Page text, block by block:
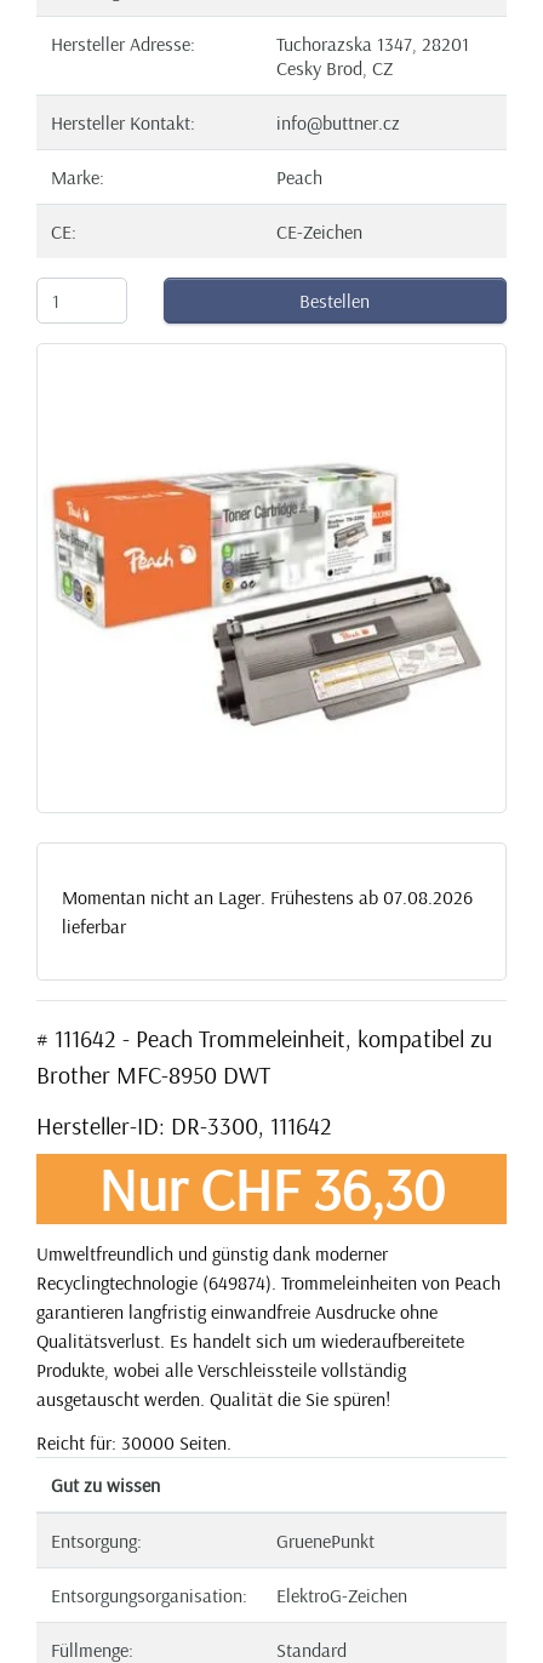
Hersteller Adresse:
Tuchorazska 1347, 28201
Cesky Brod, CZ
Hersteller Kontakt: info@buttner.cz
Marke: Peach
CE: CE-Zeichen
Bestellen
Momentan nicht an Lager. Frühestens ab 07.08.2026
lieferbar
# 111642 - Peach Trommeleinheit, kompatibel zu
Brother MFC-8950 DWT
Hersteller-ID: DR-3300, 111642
Nur CHF 36,30
Umweltfreundlich und günstig dank moderner
Recyclingtechnologie (649874). Trommeleinheiten von Peach
garantieren langfristig einwandfreie Ausdrucke ohne
Qualitätsverlust. Es handelt sich um wiederaufbereitete
Produkte, wobei alle Verschleissteile vollständig
ausgetauscht werden. Qualität die Sie spüren!
Reicht für: 30000 Seiten.
Gut zu wissen
Entsorgung: GruenePunkt
Entsorgungsorganisation: ElektroG-Zeichen
Füllmenge: Standard